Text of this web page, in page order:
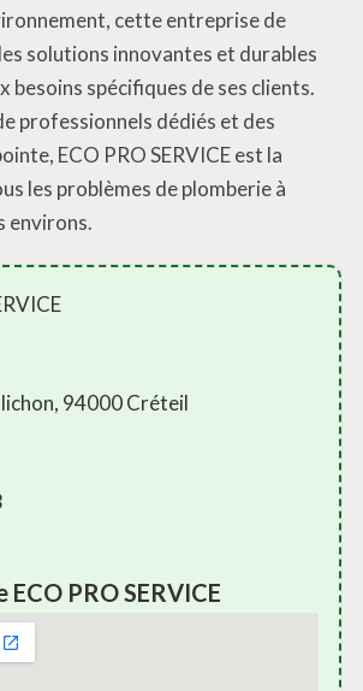
cette entreprise de
solutions innovantes et durables
besoins spécifiques de ses clients.
professionnels dédiés et des
ECO PRO SERVICE est la
les problèmes de plomberie à
environs.
94000 Créteil
ECO PRO SERVICE